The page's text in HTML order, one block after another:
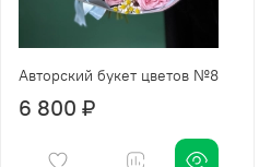
Авторский букет цветов №8
6 800 ₽